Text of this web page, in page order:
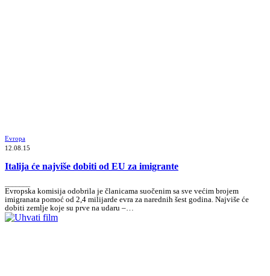
Evropa
12.08.15
Italija će najviše dobiti od EU za imigrante
Evropska komisija odobrila je članicama suočenim sa sve većim brojem
imigranata pomoć od 2,4 milijarde evra za narednih šest godina. Najviše će
dobiti zemlje koje su prve na udaru –…